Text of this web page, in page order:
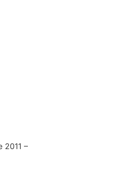
2011 –